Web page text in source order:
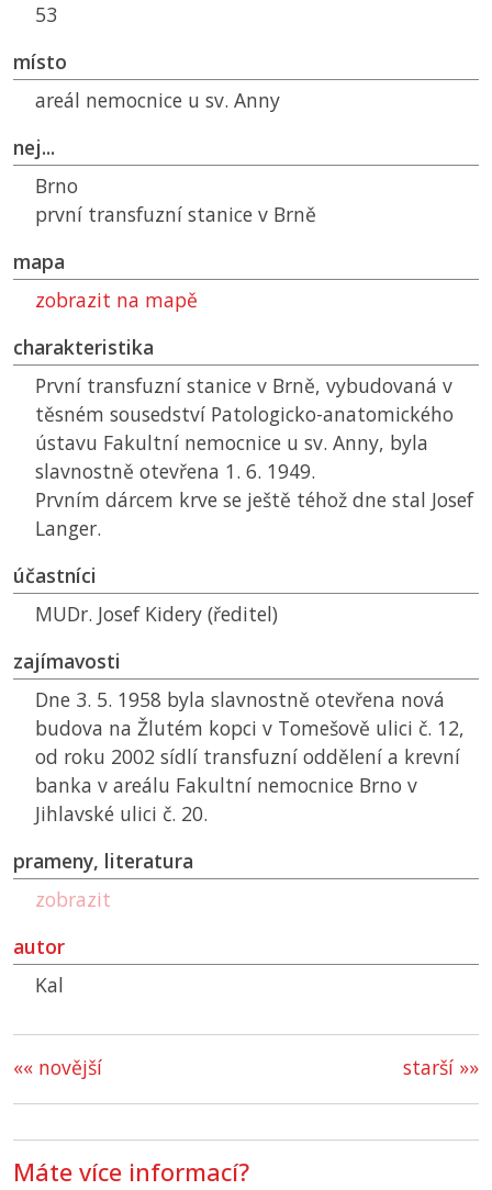
53
místo
areál nemocnice u sv. Anny
nej...
Brno
první transfuzní stanice v Brně
mapa
zobrazit na mapě
charakteristika
První transfuzní stanice v Brně, vybudovaná v
těsném sousedství Patologicko-anatomického
ústavu Fakultní nemocnice u sv. Anny, byla
slavnostně otevřena 1. 6. 1949.
Prvním dárcem krve se ještě téhož dne stal Josef
Langer.
účastníci
MUDr. Josef Kidery (ředitel)
zajímavosti
Dne 3. 5. 1958 byla slavnostně otevřena nová
budova na Žlutém kopci v Tomešově ulici č. 12,
od roku 2002 sídlí transfuzní oddělení a krevní
banka v areálu Fakultní nemocnice Brno v
Jihlavské ulici č. 20.
prameny, literatura
zobrazit
autor
Kal
starší »»
«« novější
Máte více informací?